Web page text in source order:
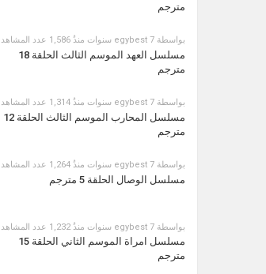
مترجم
بواسطة egybest 7 سنوات منذُ 1,586 عدد المشاهدات
مسلسل العهد الموسم الثالث الحلقة 18
مترجم
بواسطة egybest 7 سنوات منذُ 1,314 عدد المشاهدات
مسلسل المحارب الموسم الثالث الحلقة 12
مترجم
بواسطة egybest 7 سنوات منذُ 1,264 عدد المشاهدات
مسلسل الوصال الحلقة 5 مترجم
بواسطة egybest 7 سنوات منذُ 1,232 عدد المشاهدات
مسلسل امراة الموسم الثاني الحلقة 15
مترجم